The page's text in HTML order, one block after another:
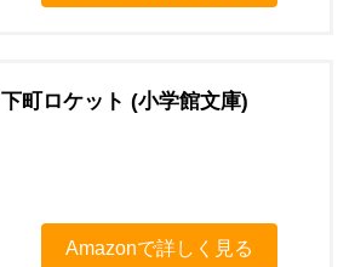
下町ロケット (小学館文庫)
Amazonで詳しく見る